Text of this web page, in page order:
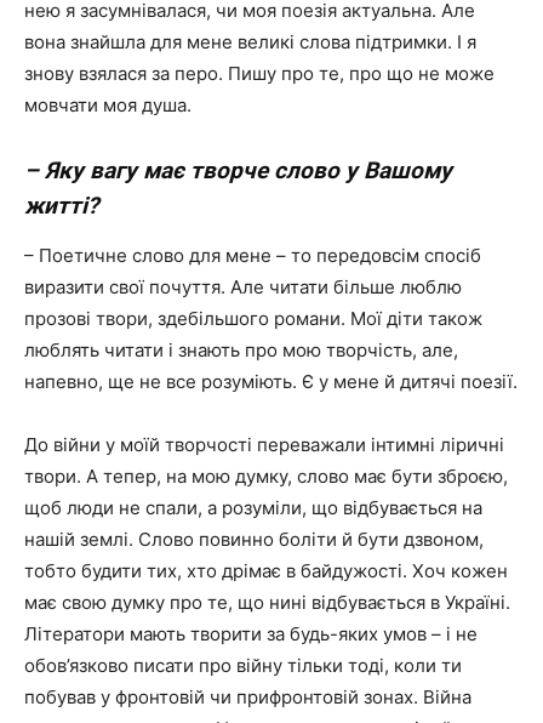
нею я засумнівалася, чи моя поезія актуальна. Але
вона знайшла для мене великі слова підтримки. І я
знову взялася за перо. Пишу про те, про що не може
мовчати моя душа.
– Яку вагу має творче слово у Вашому
житті?
– Поетичне слово для мене – то передовсім спосіб
виразити свої почуття. Але читати більше люблю
прозові твори, здебільшого романи. Мої діти також
люблять читати і знають про мою творчість, але,
напевно, ще не все розуміють. Є у мене й дитячі поезії.
До війни у моїй творчості переважали інтимні ліричні
твори. А тепер, на мою думку, слово має бути зброєю,
щоб люди не спали, а розуміли, що відбувається на
нашій землі. Слово повинно боліти й бути дзвоном,
тобто будити тих, хто дрімає в байдужості. Хоч кожен
має свою думку про те, що нині відбувається в Україні.
Літератори мають творити за будь-яких умов – і не
обов’язково писати про війну тільки тоді, коли ти
побував у фронтовій чи прифронтовій зонах. Війна